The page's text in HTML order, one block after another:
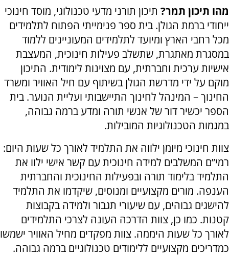
מהו תיכון תמר? תיכון תורני מדעי טכנולוגי, מוסד חינוכי
ייחודי ברמת הגולן. בית ספר פנימייתי הפתוח לתלמידים
מכל רחבי הארץ ומיועד לתלמידים המעוניינים ללמוד
במסגרת מאתגרת, שתשלב פעילות חינוכית, המעצבת
אישיות ערכית וחברתית, עם מצוינות לימודית. התיכון
מוקם על ידי מדרשת הגולן בשיתוף עם חיל האוויר ומשרד
החינוך – המינהל לחינוך התיישבותי ועליית הנוער. בית
הספר יכשיר דור של אנשי תורה ומדע ברמה גבוהה,
במגמות הטכנולוגיות המובילות.
צוות חינוכי מיומן ילווה את התלמיד לאורך כל שעות היום:
רמי”ם המשלבים למידה חינוכית עם קשר אישי ילוו את
התלמיד בלימוד תורה ובפעילות החינוכית והחברתית
הענפה. מורים מקצועיים ומנוסים, שיקדמו את התלמיד
להישגים גבוהים, עם שיעורי תגבור ולמידה בקבוצות
קטנות. כמו כן, צוות הדרכה העונה לצרכי התלמידים
לאורך כל שעות היממה. צוות מפקדים מחיל האוויר ישמשו
כמדריכים מקצועיים ללימודים טכנולוגיים ברמה גבוהה.